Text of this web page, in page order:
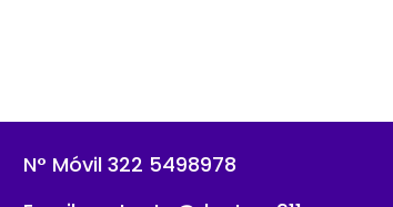
N° Móvil 322 5498978